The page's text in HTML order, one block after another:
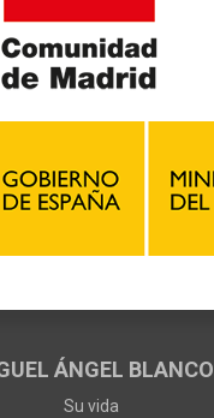
ÁNGEL BLANCO
Su vida